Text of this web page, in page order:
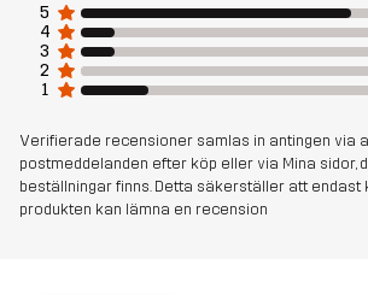
5
4
3
2
1
Verifierade recensioner samlas in antingen via
postmeddelanden efter köp eller via Mina sidor,
beställningar finns. Detta säkerställer att endast
produkten kan lämna en recension